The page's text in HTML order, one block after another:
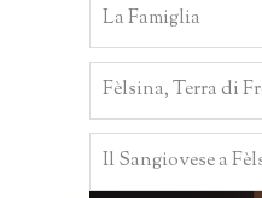
La Famiglia
Fèlsina, Terra di
Il Sangiovese a